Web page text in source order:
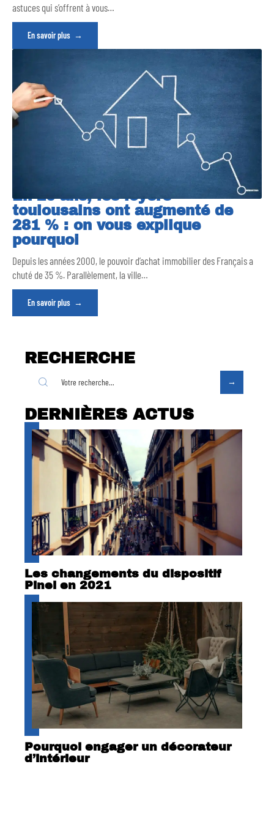
astuces qui s’offrent à vous…
En savoir plus
En 20 ans, les loyers
toulousains ont augmenté de
281 % : on vous explique
pourquoi
Depuis les années 2000, le pouvoir d’achat immobilier des Français a
chuté de 35 %. Parallèlement, la ville…
En savoir plus
RECHERCHE
DERNIÈRES ACTUS
Les changements du dispositif
Pinel en 2021
Pourquoi engager un décorateur
d’intérieur